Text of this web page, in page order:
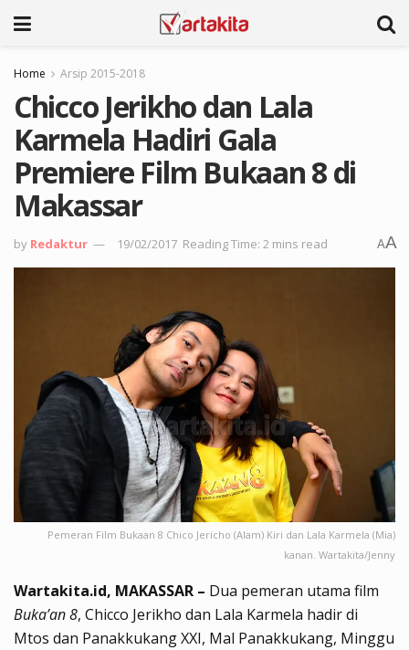
Home Arsip 2015-2018
Chicco Jerikho dan Lala
Karmela Hadiri Gala
Premiere Film Bukaan 8 di
Makassar
by Redaktur 19/02/2017 Reading Time: 2 mins read AA
Pemeran Film Bukaan 8 Chico Jericho (Alam) Kiri dan Lala Karmela (Mia)
kanan. Wartakita/Jenny
Wartakita.id, MAKASSAR – Dua pemeran utama film
Buka’an 8, Chicco Jerikho dan Lala Karmela hadir di
Mtos dan Panakkukang XXI, Mal Panakkukang, Minggu